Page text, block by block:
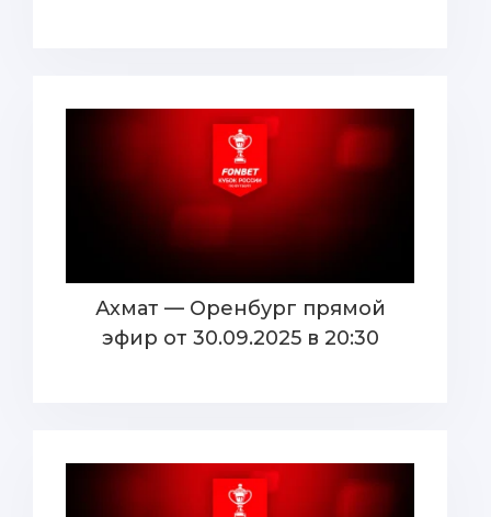
Ахмат — Оренбург прямой
эфир от 30.09.2025 в 20:30